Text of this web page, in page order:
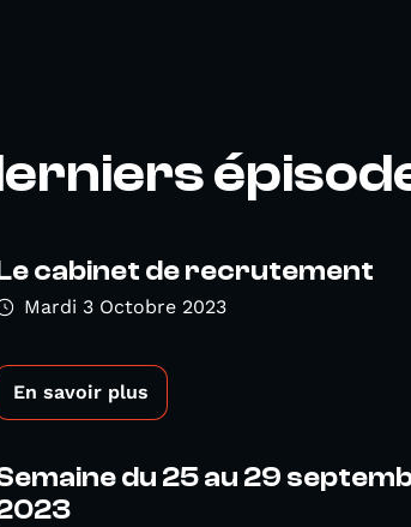
cabinet de recrutement
Mardi 3 Octobre 2023
En savoir plus
du 25 au 29